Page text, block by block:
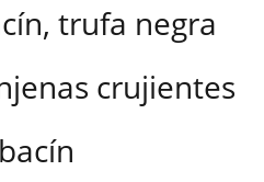
trufa negra
crujientes